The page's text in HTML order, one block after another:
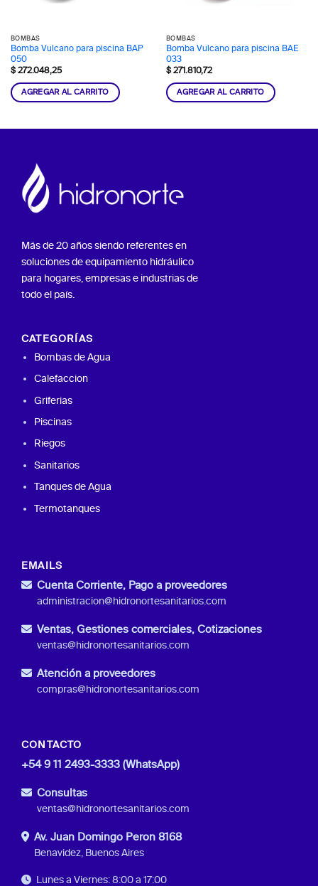
BOMBAS
Bomba Vulcano para piscina BAP
050
$272.048,25
AGREGAR AL CARRITO
BOMBAS
Bomba Vulcano para piscina BAE
033
$271.810,72
AGREGAR AL CARRITO
Más de 20 años siendo referentes en
soluciones de equipamiento hidráulico
para hogares, empresas e industrias de
todo el país.
CATEGORÍAS
Bombas de Agua
Calefaccion
Griferias
Piscinas
Riegos
Sanitarios
Tanques de Agua
Termotanques
EMAILS
Cuenta Corriente, Pago a proveedores
administracion@hidronortesanitarios.com
Ventas, Gestiones comerciales, Cotizaciones
ventas@hidronortesanitarios.com
Atención a proveedores
compras@hidronortesanitarios.com
CONTACTO
+54 9 11 2493-3333 (WhatsApp)
Consultas
ventas@hidronortesanitarios.com
Av. Juan Domingo Peron 8168
Benavidez, Buenos Aires
Lunes a Viernes: 8:00 a 17:00